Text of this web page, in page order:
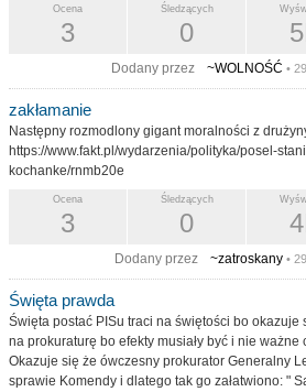
Śledzących
0
Ocena
3
Dodany przez ~WOLNOŚĆ •
zakłamanie
Następny rozmodlony gigant moralności z
https://www.fakt.pl/wydarzenia/polityka/posel-
kochanke/rnmb20e
Śledzących
0
Ocena
3
Dodany przez ~zatroskany •
Święta prawda
Święta postać PISu traci na świętości bo okazuje
na prokuraturę bo efekty musiały być i nie ważne
Okazuje się że ówczesny prokurator Generalny
sprawie Komendy i dlatego tak go załatwiono: "